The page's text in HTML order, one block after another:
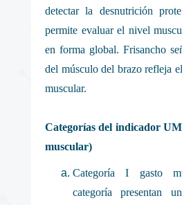
detectar la desnutrición
permite evaluar el nivel
en forma global. Frisancho
del músculo del brazo refleja
muscular.
Categorías del indicador
muscular)
Categoría I gasto
categoría presentan